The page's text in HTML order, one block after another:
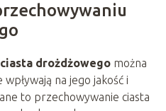
drożdżowegomożna
na jego jakość i
to przechowywanie ciasta